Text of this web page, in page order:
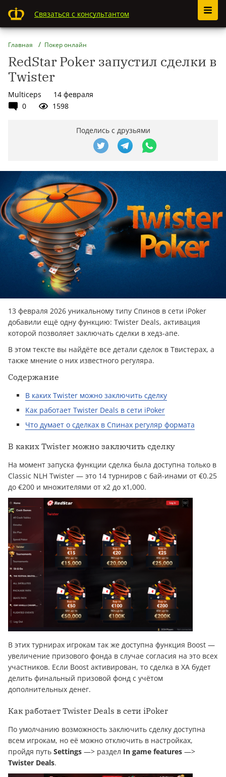
Связаться с консультантом
Главная Покер онлайн
RedStar Poker запустил сделки в
Twister
Multiceps
14 февраля
0
1598
Поделись с друзьями
13 февраля 2026 уникальному типу Спинов в сети iPoker
добавили ещё одну функцию: Twister Deals, активация
которой позволяет заключать сделки в хедз-апе.
В этом тексте вы найдёте все детали сделок в Твистерах, а
также мнение о них известного регуляра.
Содержание
В каких Twister можно заключить сделку
Как работает Twister Deals в сети iPoker
Что думает о сделках в Спинах регуляр формата
В каких Twister можно заключить сделку
На момент запуска функции сделка была доступна только в
Classic NLH Twister — это 14 турниров с бай-инами от €0.25
до €200 и множителями от х2 до х1,000.
В этих турнирах игрокам так же доступна функция Boost —
увеличение призового фонда в случае согласия на это всех
участников. Если Boost активирован, то сделка в ХА будет
делить финальный призовой фонд с учётом
дополнительных денег.
Как работает Twister Deals в сети iPoker
По умолчанию возможность заключить сделку доступна
всем игрокам, но её можно отключить в настройках,
пройдя путь Settings —> раздел In game features —>
Twister Deals.